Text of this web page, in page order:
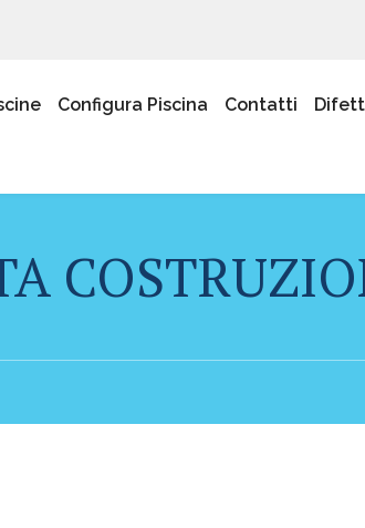
Configura Piscina Contatti